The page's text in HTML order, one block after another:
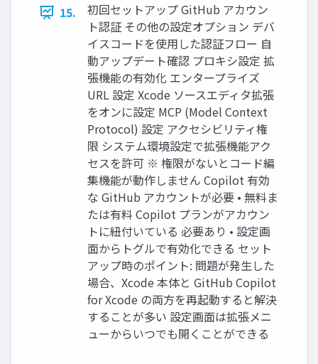
15.
初回セットアップ GitHub アカウン
ト認証 その他の設定オプション デバ
イスコードを使⽤した認証フロー ⾃
動アップデート確認 プロキシ設定 拡
張機能の有効化 エンタープライズ
URL 設定 Xcode ソースエディタ拡張
をオンに設定 MCP (Model Context
Protocol) 設定 アクセシビリティ権
限 システム環境設定で拡張機能アク
セスを許可 ※ 権限がないとコード編
集機能が動作しません Copilot 有効
な GitHub アカウントが必要 • 無料ま
たは有料 Copilot プランがアカウン
トに紐付いている 必要あり • 設定画
⾯からトグルで有効化できる セット
アップ時のポイント: 問題が発⽣した
場合、Xcode 本体と GitHub Copilot
for Xcode の両⽅を再起動すると解決
することが多い 設定画⾯は拡張メニ
ューからいつでも開くことができる